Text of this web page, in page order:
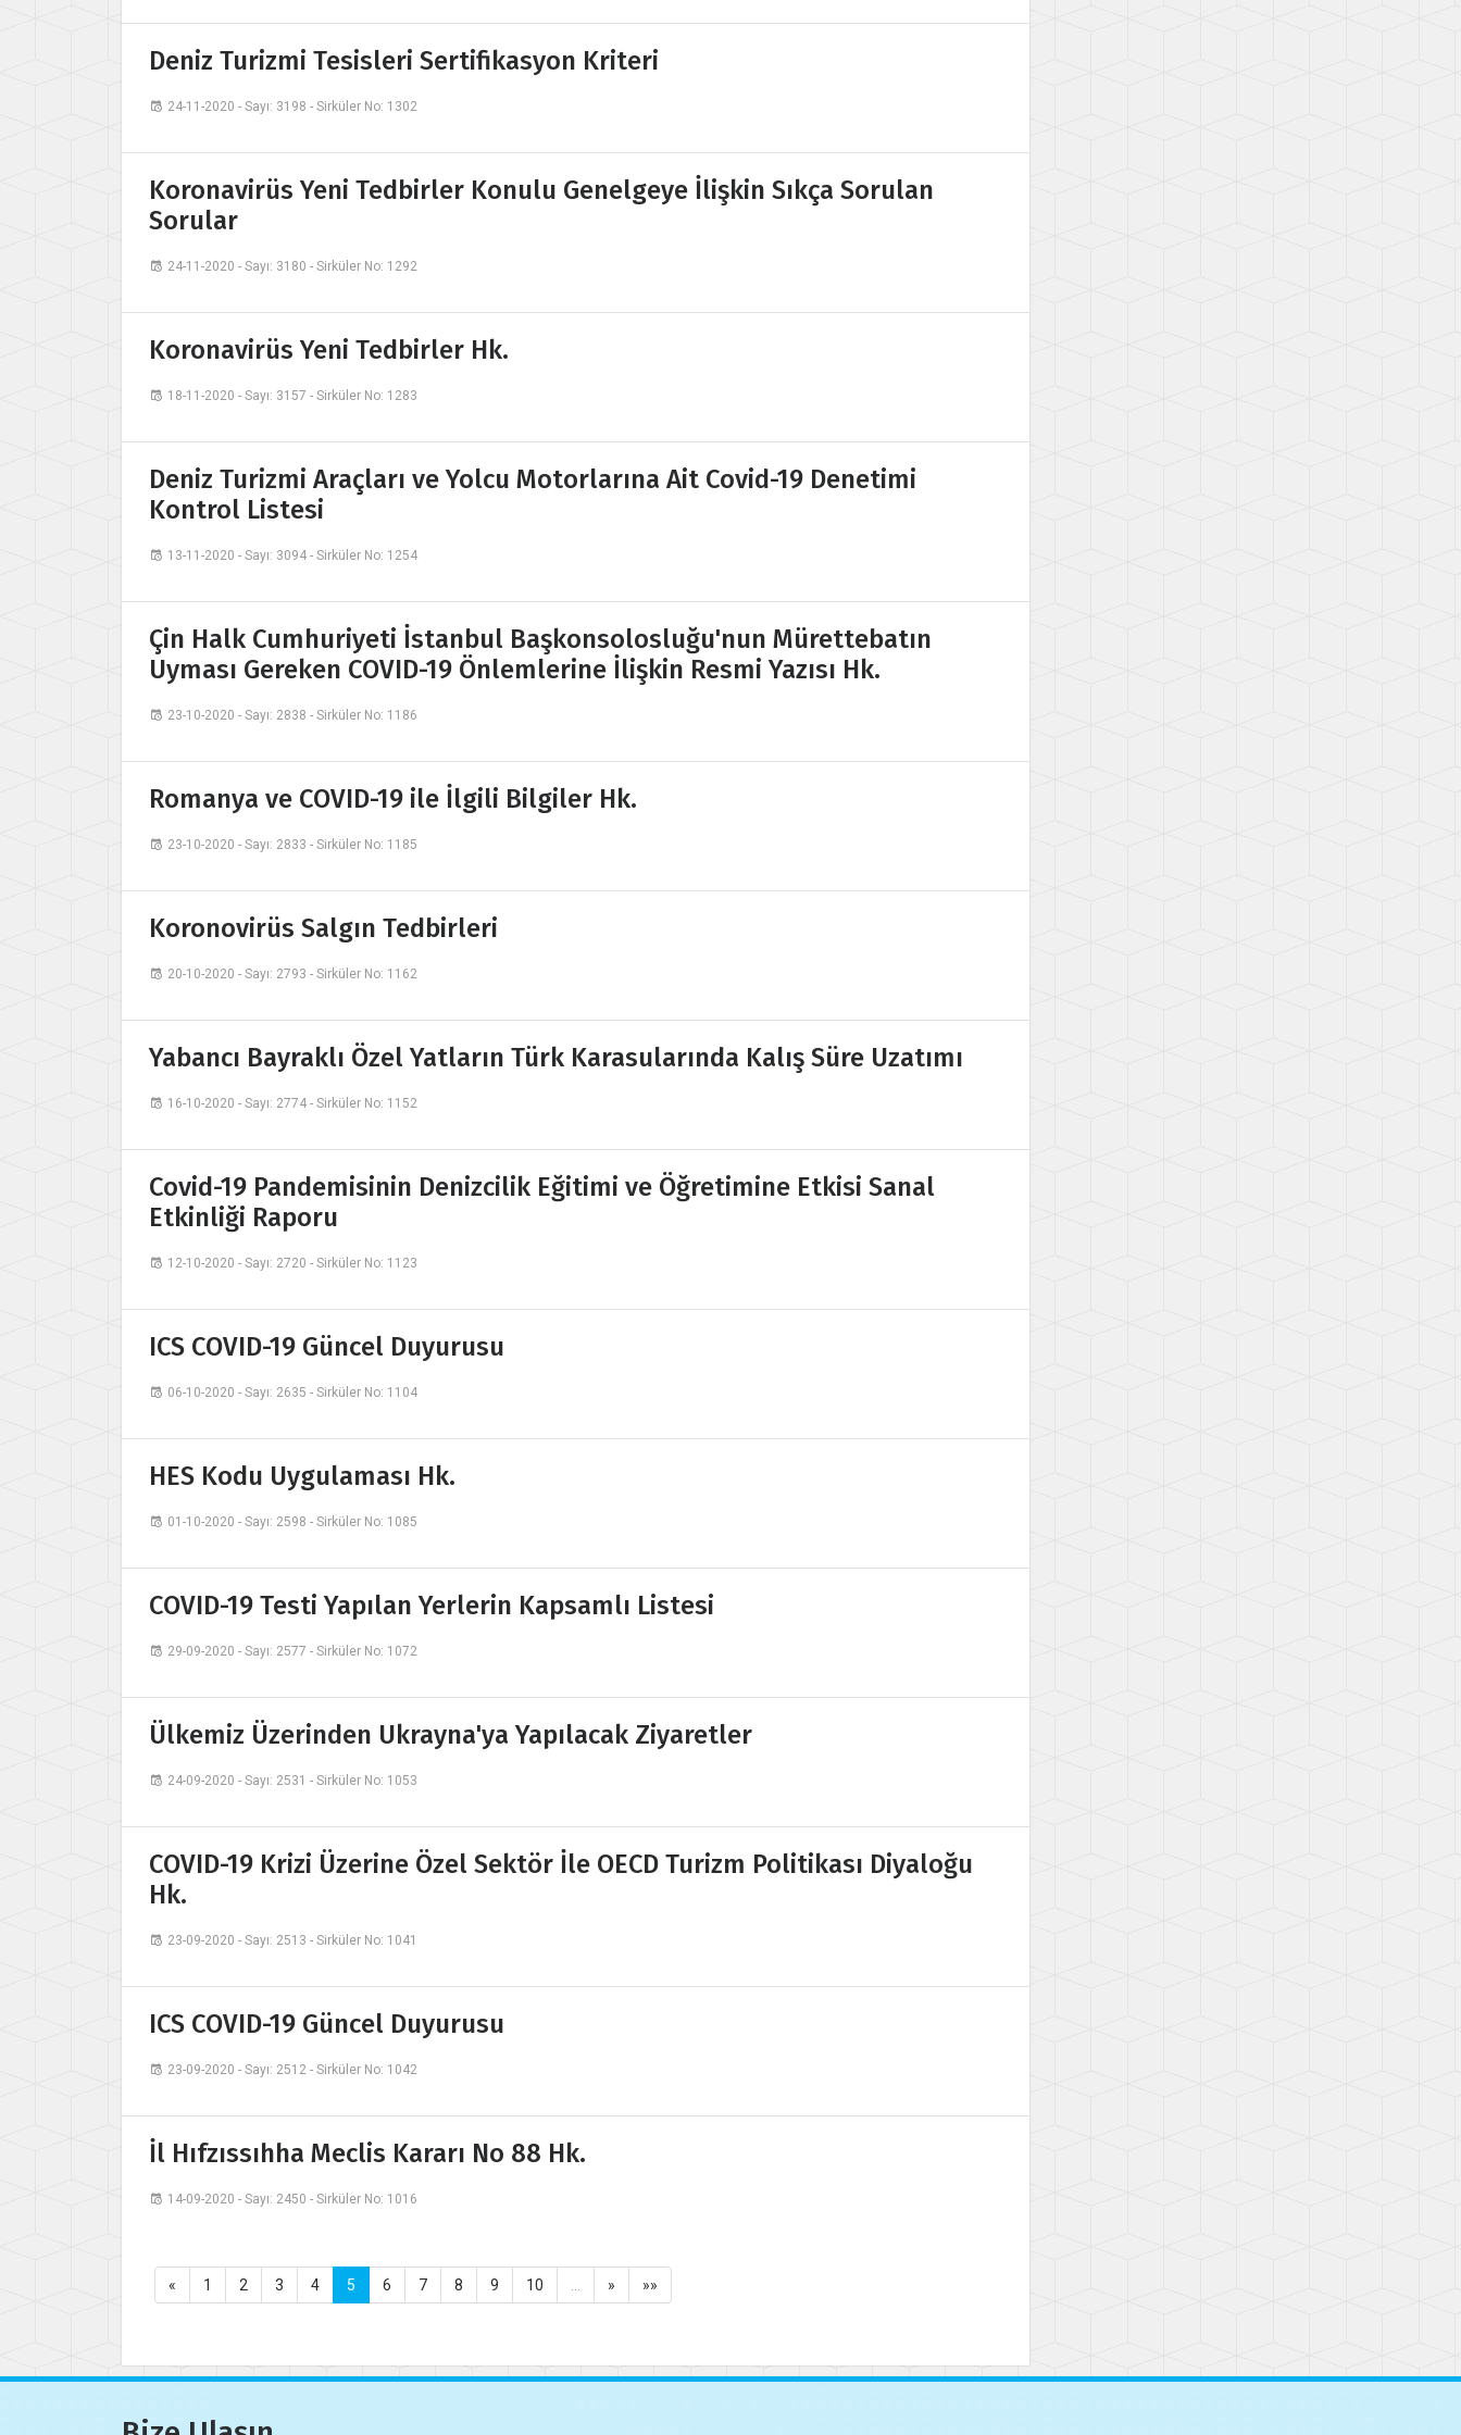
Deniz Turizmi Tesisleri Sertifikasyon Kriteri
24-11-2020 - Sayı: 3198 - Sirküler No: 1302
Koronavirüs Yeni Tedbirler Konulu Genelgeye İlişkin Sıkça Sorulan
Sorular
24-11-2020 - Sayı: 3180 - Sirküler No: 1292
Koronavirüs Yeni Tedbirler Hk.
18-11-2020 - Sayı: 3157 - Sirküler No: 1283
Deniz Turizmi Araçları ve Yolcu Motorlarına Ait Covid-19 Denetimi
Kontrol Listesi
13-11-2020 - Sayı: 3094 - Sirküler No: 1254
Çin Halk Cumhuriyeti İstanbul Başkonsolosluğu'nun Mürettebatın
Uyması Gereken COVID-19 Önlemlerine İlişkin Resmi Yazısı Hk.
23-10-2020 - Sayı: 2838 - Sirküler No: 1186
Romanya ve COVID-19 ile İlgili Bilgiler Hk.
23-10-2020 - Sayı: 2833 - Sirküler No: 1185
Koronovirüs Salgın Tedbirleri
20-10-2020 - Sayı: 2793 - Sirküler No: 1162
Yabancı Bayraklı Özel Yatların Türk Karasularında Kalış Süre Uzatımı
16-10-2020 - Sayı: 2774 - Sirküler No: 1152
Covid-19 Pandemisinin Denizcilik Eğitimi ve Öğretimine Etkisi Sanal
Etkinliği Raporu
12-10-2020 - Sayı: 2720 - Sirküler No: 1123
ICS COVID-19 Güncel Duyurusu
06-10-2020 - Sayı: 2635 - Sirküler No: 1104
HES Kodu Uygulaması Hk.
01-10-2020 - Sayı: 2598 - Sirküler No: 1085
COVID-19 Testi Yapılan Yerlerin Kapsamlı Listesi
29-09-2020 - Sayı: 2577 - Sirküler No: 1072
Ülkemiz Üzerinden Ukrayna'ya Yapılacak Ziyaretler
24-09-2020 - Sayı: 2531 - Sirküler No: 1053
COVID-19 Krizi Üzerine Özel Sektör İle OECD Turizm Politikası Diyaloğu
Hk.
23-09-2020 - Sayı: 2513 - Sirküler No: 1041
ICS COVID-19 Güncel Duyurusu
23-09-2020 - Sayı: 2512 - Sirküler No: 1042
İl Hıfzıssıhha Meclis Kararı No 88 Hk.
14-09-2020 - Sayı: 2450 - Sirküler No: 1016
« 1 2 3 4 5 6 7 8 9 10 … » »»